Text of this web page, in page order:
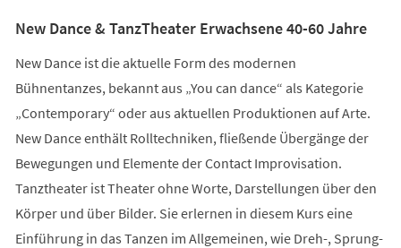
New Dance & TanzTheater Erwachsene 40-60 Jahre
New Dance ist die aktuelle Form des modernen
Bühnentanzes, bekannt aus „You can dance“ als Kategorie
„Contemporary“ oder aus aktuellen Produktionen auf Arte.
New Dance enthält Rolltechniken, fließende Übergänge der
Bewegungen und Elemente der Contact Improvisation.
Tanztheater ist Theater ohne Worte, Darstellungen über den
Körper und über Bilder. Sie erlernen in diesem Kurs eine
Einführung in das Tanzen im Allgemeinen, wie Dreh-, Sprung-